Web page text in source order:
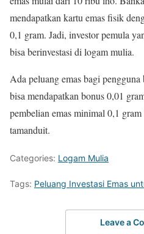
mendapatkan kartu emas fisik
0,1 gram. Jadi, investor pemula
bisa berinvestasi di logam mulia.
Ada peluang emas bagi
bisa mendapatkan bonus 0,01
pembelian emas minimal 0,1
tamanduit.
Categories: Logam Mulia
Tags: Peluang Investasi Emas
Leave a